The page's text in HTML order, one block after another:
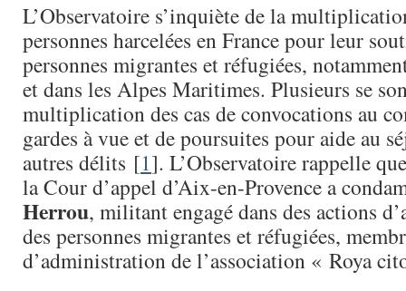
L’Observatoire s’inquiète de la
personnes harcelées en France pour leur
personnes migrantes et réfugiées,
et dans les Alpes Maritimes. Plusieurs se
multiplication des cas de convocations au
gardes à vue et de poursuites pour aide au
autres délits [1]. L’Observatoire rappelle
la Cour d’appel d’Aix-en-Provence a
Herrou, militant engagé dans des actions
des personnes migrantes et réfugiées,
d’administration de l’association « Roya